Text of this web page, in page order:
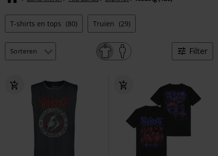
T-shirts en tops (80) Truien (29)
Filter